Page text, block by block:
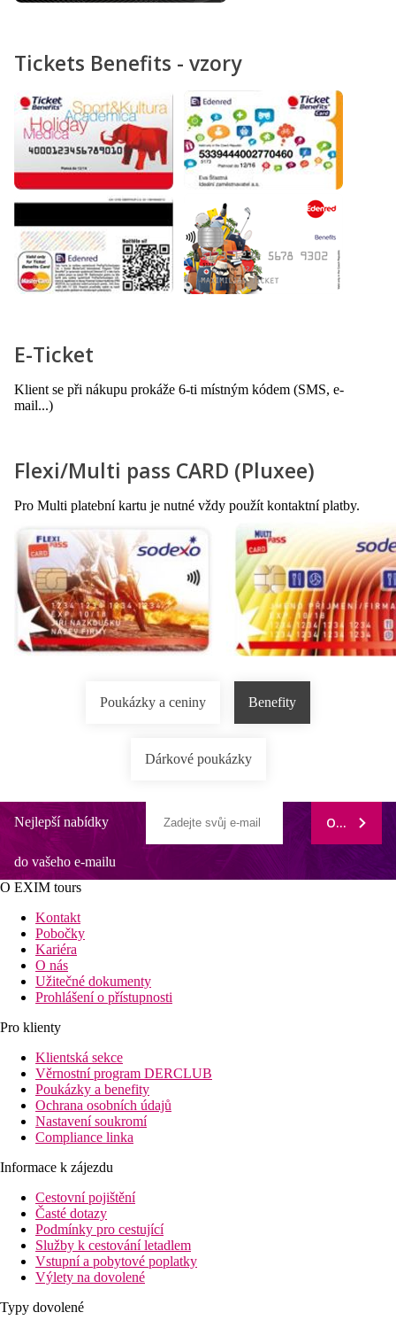
Tickets Benefits - vzory
E-Ticket
Klient se při nákupu prokáže 6-ti místným kódem (SMS, e-
mail...)
Flexi/Multi pass CARD (Pluxee)
Pro Multi platební kartu je nutné vždy použít kontaktní platby.
Poukázky a ceniny Benefity
Dárkové poukázky
Nejlepší nabídky
do vašeho e-mailu
ODEBÍRAT
O EXIM tours
Kontakt
Pobočky
Kariéra
O nás
Užitečné dokumenty
Prohlášení o přístupnosti
Pro klienty
Klientská sekce
Věrnostní program DERCLUB
Poukázky a benefity
Ochrana osobních údajů
Nastavení soukromí
Compliance linka
Informace k zájezdu
Cestovní pojištění
Časté dotazy
Podmínky pro cestující
Služby k cestování letadlem
Vstupní a pobytové poplatky
Výlety na dovolené
Typy dovolené